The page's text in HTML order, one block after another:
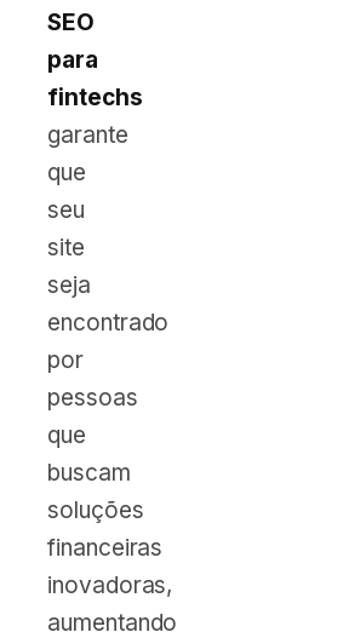
SEO
para
fintechs
garante
que
seu
site
seja
encontrado
por
pessoas
que
buscam
soluções
financeiras
inovadoras,
aumentando